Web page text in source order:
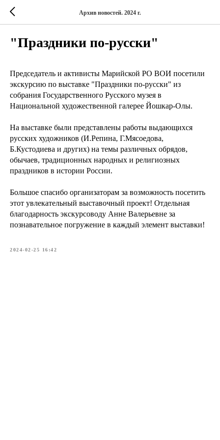
Архив новостей. 2024 г.
"Праздники по-русски"
Председатель и активисты Марийской РО ВОИ посетили
экскурсию по выставке "Праздники по-русски" из
собрания Государственного Русского музея в
Национальной художественной галерее Йошкар-Олы.
На выставке были представлены работы выдающихся
русских художников (И.Репина, Г.Мясоедова,
Б.Кустодиева и других) на темы различных обрядов,
обычаев, традиционных народных и религиозных
праздников в истории России.
Большое спасибо организаторам за возможность посетить
этот увлекательный выставочный проект! Отдельная
благодарность экскурсоводу Анне Валерьевне за
познавательное погружение в каждый элемент выставки!
2024-02-25 16:42